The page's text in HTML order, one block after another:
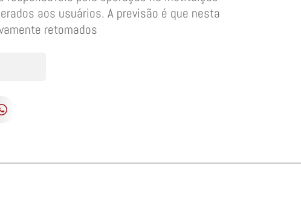
aos usuários. A previsão é que nesta
retomados